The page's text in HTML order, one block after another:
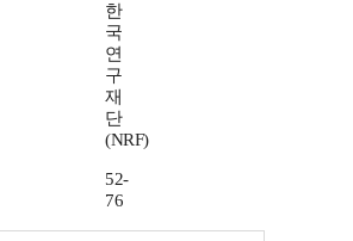
한
국
연
구
재
단
(NRF)
52-
76